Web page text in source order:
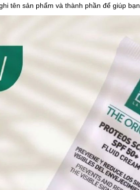
tên sản phẩm và thành phần để giúp